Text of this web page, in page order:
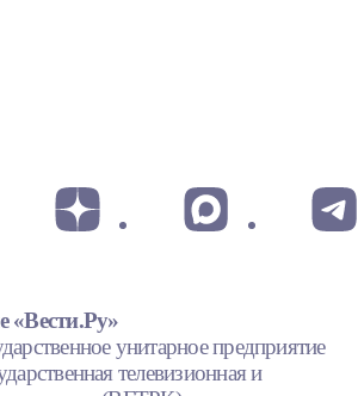
«Вести.Ру»
унитарное предприятие
телевизионная и